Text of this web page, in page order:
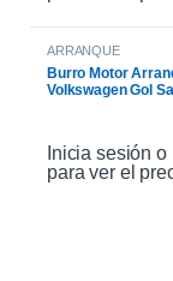
ARRANQUE
Burro Motor
Volkswagen Gol
Inicia sesión
para ver el